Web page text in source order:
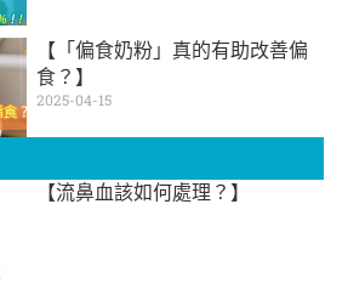
【「偏食奶粉」真的有助改善偏
食？】
2025-04-15
【流鼻血該如何處理？】